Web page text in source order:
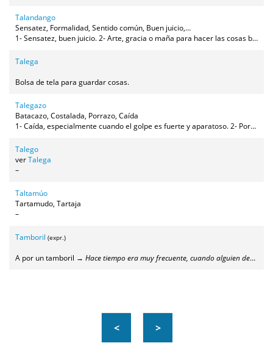
Talandango
Sensatez, Formalidad, Sentido común, Buen juicio,
Fundamento, Salero, Gracia, Cordura, Discreción, Razón,
1- Sensatez, buen juicio. 2- Arte, gracia o maña para hacer las cosas bien. También empeño que se pone en hacerlas.
Talega
Bolsa de tela para guardar cosas.
Talegazo
Batacazo, Costalada, Porrazo, Caída
1- Caída, especialmente cuando el golpe es fuerte y aparatoso. 2- Porrazo que se da a una persona o animal con la mano o con algún objeto.
Talego
verTalega
–
Taltamúo
Tartamudo, Tartaja
–
Tamboril (expr.)
A por un tamboril → Hace tiempo era muy frecuente, cuando alguien decía que iba a Madrid, añadir humorísticamente la rima "a por un tamboril", que solía apostillarlo la otra persona
< >